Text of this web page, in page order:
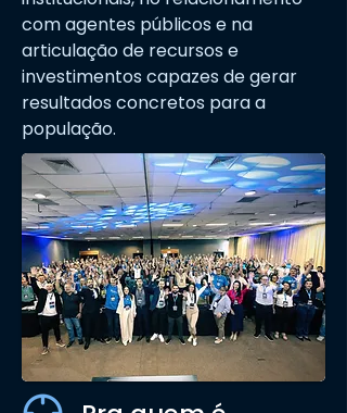
com agentes públicos e na
articulação de recursos e
investimentos capazes de gerar
resultados concretos para a
população.